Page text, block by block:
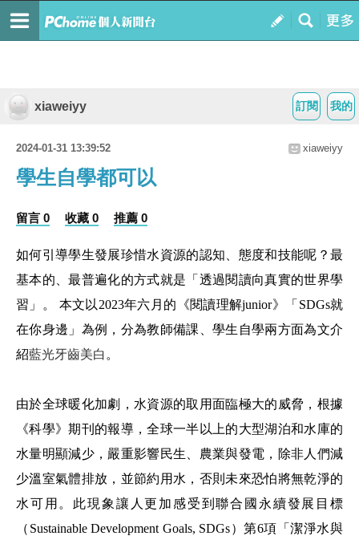
我的
訂閱
xiaweiyy
2024-01-31 13:39:52 xiaweiyy
學生自學都可以
留言 0 收藏 0 推薦 0
如何引導學生發展珍惜水資源的認知、態度和技能呢？最
基本的、最普遍化的方式就是「透過閱讀向真實的世界學
習」。 本文以2023年六月的《閱讀理解junior》「SDGs就
在你身邊」為例，分為教師備課、學生自學兩方面為文介
紹藍光牙齒美白 。
由於全球暖化加劇，水資源的取用面臨極大的威脅，根據
《科學》期刊的報導，全球一半以上的大型湖泊和水庫的
水量明顯減少，嚴重影響民生、農業與發電，除非人們減
少溫室氣體排放，並節約用水，否則未來恐怕將無乾淨的
水可用。此現象讓人更加感受到聯合國永續發展目標
（Sustainable Development Goals, SDGs）第6項「潔淨水與